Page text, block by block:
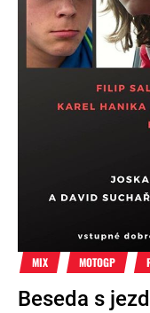
MIX MOTOGP
Beseda s